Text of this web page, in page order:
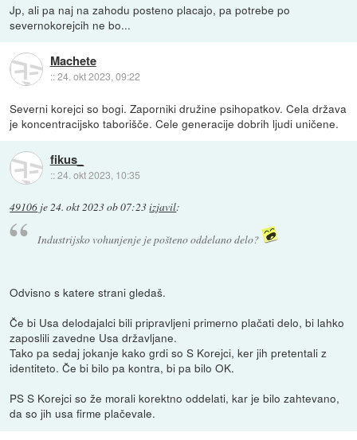
Jp, ali pa naj na zahodu posteno placajo, pa potrebe po
severnokorejcih ne bo...
Machete
::24. okt 2023, 09:22
Severni korejci so bogi. Zaporniki družine psihopatkov. Cela država
je koncentracijsko taborišče. Cele generacije dobrih ljudi uničene.
fikus_
::24. okt 2023, 10:35
49106 je24. okt 2023 ob 07:23izjavil:
Industrijsko vohunjenje je pošteno oddelano delo?
Odvisno s katere strani gledaš.
Če bi Usa delodajalci bili pripravljeni primerno plačati delo, bi lahko
zaposlili zavedne Usa državljane.
Tako pa sedaj jokanje kako grdi so S Korejci, ker jih pretentali z
identiteto. Če bi bilo pa kontra, bi pa bilo OK.
PS S Korejci so že morali korektno oddelati, kar je bilo zahtevano,
da so jih usa firme plačevale.